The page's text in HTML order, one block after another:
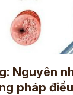
Nguyên
pháp